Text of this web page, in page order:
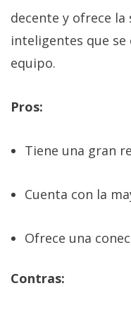
decente y ofrece la
inteligentes que
equipo.
Pros:
Tiene una gran
Cuenta con la
Ofrece una
Contras: